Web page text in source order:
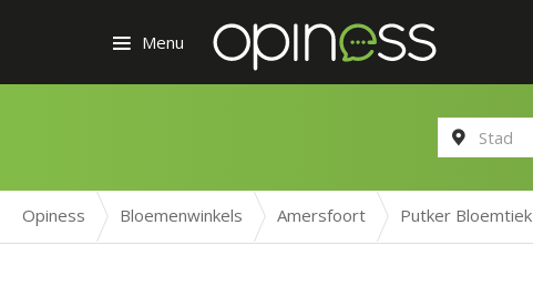
Menu
Opiness Bloemenwinkels Amersfoort Putker Bloemtiek